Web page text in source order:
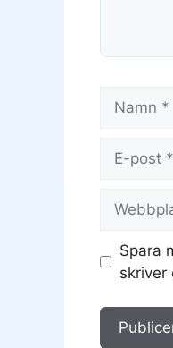
post
Spara
skriver